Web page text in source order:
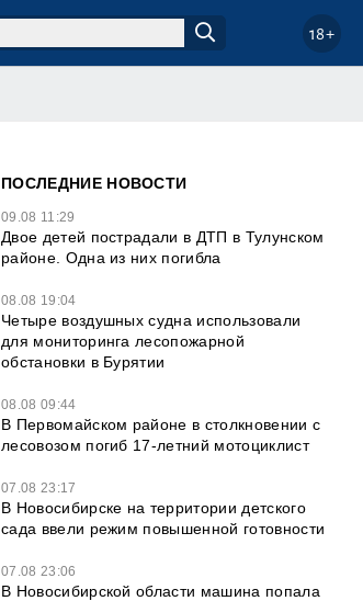
18+
ПОСЛЕДНИЕ НОВОСТИ
09.08 11:29
Двое детей пострадали в ДТП в Тулунском
районе. Одна из них погибла
08.08 19:04
Четыре воздушных судна использовали
для мониторинга лесопожарной
обстановки в Бурятии
08.08 09:44
В Первомайском районе в столкновении с
лесовозом погиб 17-летний мотоциклист
07.08 23:17
В Новосибирске на территории детского
сада ввели режим повышенной готовности
07.08 23:06
В Новосибирской области машина попала